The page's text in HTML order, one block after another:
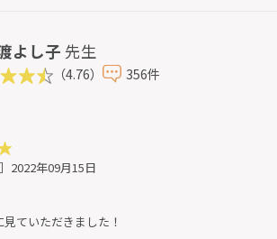
よし子 先生
（4.76） 356件
］2022年09月15日
ていただきました！